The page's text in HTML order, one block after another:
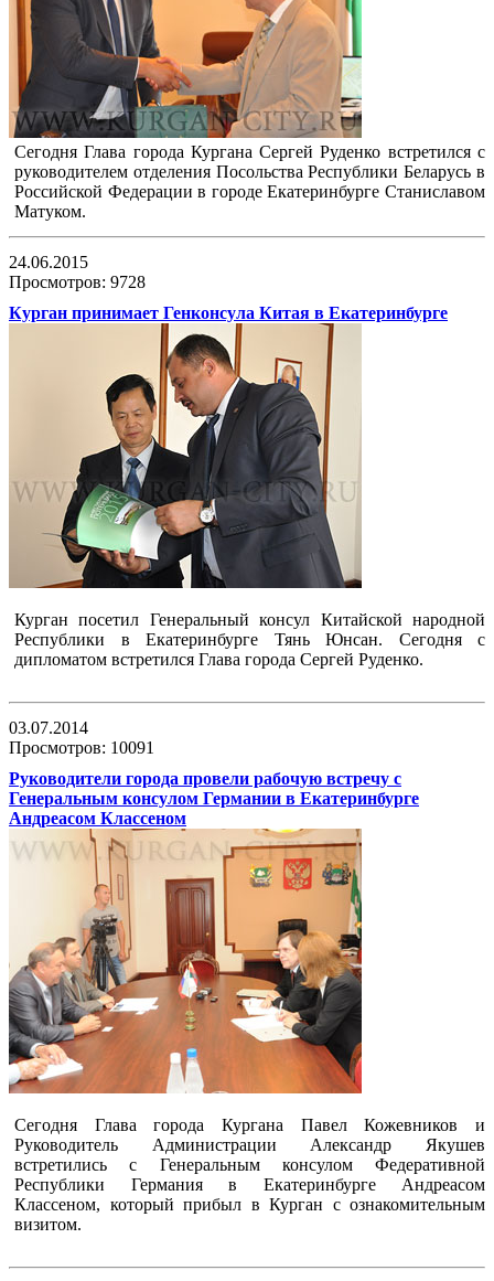
Сегодня Глава города Кургана Сергей Руденко встретился с
руководителем отделения Посольства Республики Беларусь в
Российской Федерации в городе Екатеринбурге Станиславом
Матуком.
24.06.2015
Просмотров: 9728
Курган принимает Генконсула Китая в Екатеринбурге
Курган посетил Генеральный консул Китайской народной
Республики в Екатеринбурге Тянь Юнсан. Сегодня с
дипломатом встретился Глава города Сергей Руденко.
03.07.2014
Просмотров: 10091
Руководители города провели рабочую встречу с
Генеральным консулом Германии в Екатеринбурге
Андреасом Классеном
Сегодня Глава города Кургана Павел Кожевников и
Руководитель Администрации Александр Якушев
встретились с Генеральным консулом Федеративной
Республики Германия в Екатеринбурге Андреасом
Классеном, который прибыл в Курган с ознакомительным
визитом.